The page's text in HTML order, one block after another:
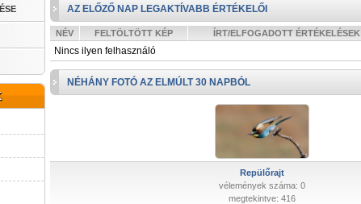
AZ ELŐZŐ NAP LEGAKTÍVABB ÉRTÉKELŐI
NÉV FELTÖLTÖTT KÉP ÍRT/ELFOGADOTT ÉRTÉKELÉSEK
Nincs ilyen felhasználó
NÉHÁNY FOTÓ AZ ELMÚLT 30 NAPBÓL
Repülőrajt
vélemények száma: 0
megtekintve: 416